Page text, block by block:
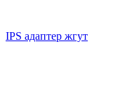
IPS адаптер жгут